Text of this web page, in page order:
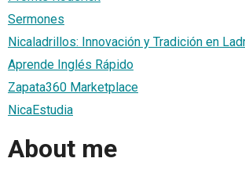
Sermones
Nicaladrillos: Innovación y Tradición en
Aprende Inglés Rápido
Zapata360 Marketplace
NicaEstudia
About me